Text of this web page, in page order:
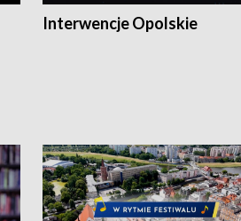
Interwencje Opolskie